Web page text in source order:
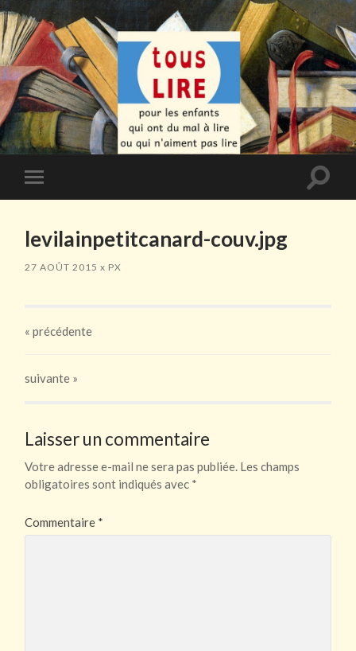
Toggle
mobile
Toggle
levilainpetitcanard-couv.jpg
27 AOÛT 2015 x PX
«précédente
suivante »
Laisser un commentaire
Votre adresse e-mail ne sera pas publiée. Les champs
obligatoires sont indiqués avec *
Commentaire *